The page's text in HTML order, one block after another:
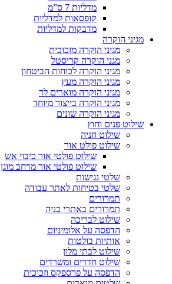
מדליות 7 ס”מ
קופסאות למדליות
מדבקות למדליות
מגיני הוקרה
מגיני הוקרה מזכוכית
מגני הוקרה קריסטל
מגיני הוקרה לכוחות הביטחון
מגיני הוקרה מעץ
מגיני הוקרה מוארים לד
מגיני הוקרה בייצור מיוחד
מגיני הוקרה שונים
שילוט פנים וחוץ
שילוט חניה
שילוט פולט אור
שילוט פולטי אור כיבוי אש
שילוט פולטי אור מרחב מוגן
שלטי נגישות
שלטי בטיחות לאתר עבודה
תמרורים
תמרורים באתרי בניה
שילוט לבריכה
הדפסה על אלומיניום
אותיות בולטות
שילוט לבתי מלון
שילוט חדרים ומשרדים
הדפסה על פרספקס וזכוכית